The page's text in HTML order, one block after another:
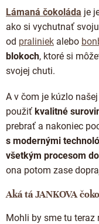
Lámaná čokoláda je
ako si vychutnať
od praliniek alebo
blokoch, ktoré si
svojej chuti.
A v čom je kúzlo
použiť kvalitné
prebrať a nakoniec
s modernými
všetkým procesom
ona potom zase
Aká tá JANKOVA
Mohli by sme tu teraz